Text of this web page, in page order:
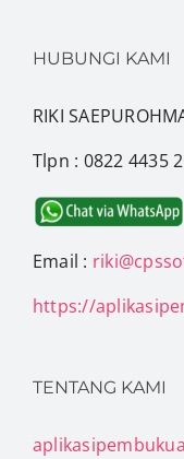
HUBUNGI KAMI
RIKI
Tlpn : 0822 4435
Email :
https://
TENTANG KAMI